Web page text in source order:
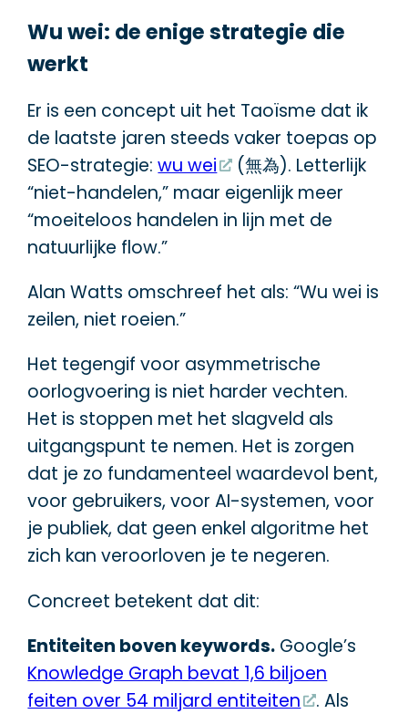
Wu wei: de enige strategie die
werkt
Er is een concept uit het Taoïsme dat ik
de laatste jaren steeds vaker toepas op
SEO-strategie:wu wei
(無為). Letterlijk
“niet-handelen,” maar eigenlijk meer
“moeiteloos handelen in lijn met de
natuurlijke flow.”
Alan Watts omschreef het als: “Wu wei is
zeilen, niet roeien.”
Het tegengif voor asymmetrische
oorlogvoering is niet harder vechten.
Het is stoppen met het slagveld als
uitgangspunt te nemen. Het is zorgen
dat je zo fundamenteel waardevol bent,
voor gebruikers, voor AI-systemen, voor
je publiek, dat geen enkel algoritme het
zich kan veroorloven je te negeren.
Concreet betekent dat dit:
Entiteiten boven keywords. Google’s
Knowledge Graph bevat 1,6 biljoen
feiten over 54 miljard entiteiten
. Als